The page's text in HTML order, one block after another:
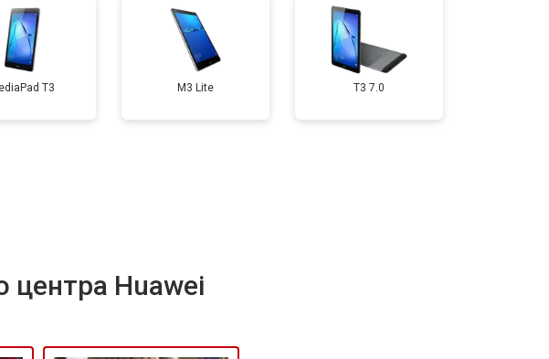
T3 M3 Lite T3 7.0
центра Huawei